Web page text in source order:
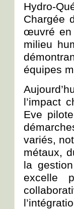
Hydro-
Chargée
œuvré en
milieu
équipes
l’impact
Eve
variés,
métaux,
la
excelle